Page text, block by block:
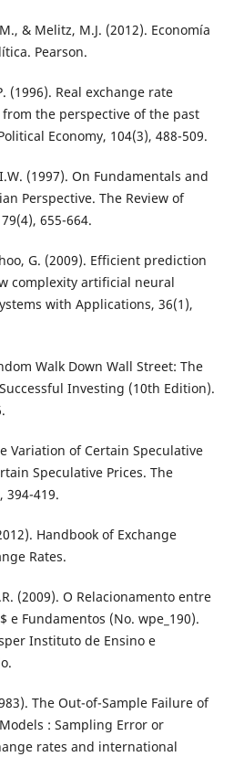
& Melitz, M.J. (2012). Economía
Pearson.
(1996). Real exchange rate
the perspective of the past
Economy, 104(3), 488-509.
(1997). On Fundamentals and
Perspective. The Review of
655-664.
G. (2009). Efficient prediction
complexity artificial neural
with Applications, 36(1),
Walk Down Wall Street: The
Investing (10th Edition).
Variation of Certain Speculative
Speculative Prices. The
394-419.
Handbook of Exchange
Rates.
(2009). O Relacionamento entre
e Fundamentos (No. wpe_190).
Instituto de Ensino e
The Out-of-Sample Failure of
: Sampling Error or
rates and international